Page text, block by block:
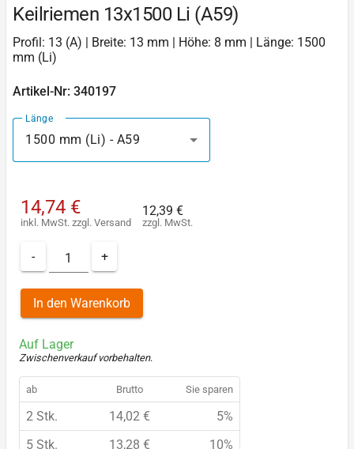
Keilriemen 13x1500 Li (A59)
Profil: 13 (A) | Breite: 13 mm | Höhe: 8 mm | Länge: 1500
mm (Li)
Artikel-Nr: 340197
Länge
1500 mm (Li) - A59
14,74 €
inkl. MwSt. zzgl. Versand
12,39 €
zzgl. MwSt.
- +
In den Warenkorb
Auf Lager
Zwischenverkauf vorbehalten.
ab Brutto Sie sparen
2 Stk. 14,02 €
5%
5 Stk.
13,28 €
10%